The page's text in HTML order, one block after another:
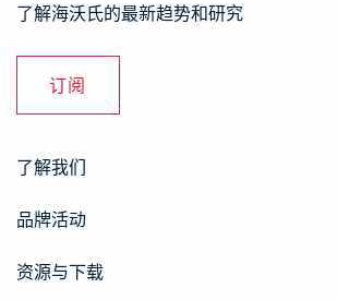
了解海沃氏的最新趋势和研究
订阅
了解我们
品牌活动
资源与下载